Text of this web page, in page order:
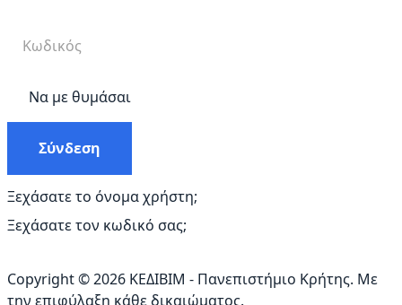
Να με θυμάσαι
Σύνδεση
Ξεχάσατε το όνομα χρήστη;
Ξεχάσατε τον κωδικό σας;
Copyright © 2026 ΚΕΔΙΒΙΜ - Πανεπιστήμιο Κρήτης. Με
την επιφύλαξη κάθε δικαιώματος.